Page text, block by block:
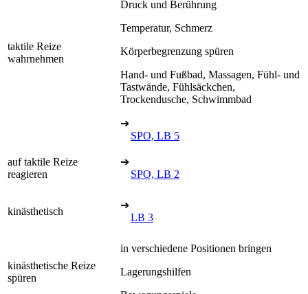
taktile Reize
wahrnehmen
Druck und Berührung
Temperatur, Schmerz
Körperbegrenzung spüren
Hand- und Fußbad, Massagen, Fühl- und
Tastwände, Fühlsäckchen,
Trockendusche, Schwimmbad
➔
SPO, LB 5
auf taktile Reize
reagieren
➔
SPO, LB 2
kinästhetisch
➔
LB 3
kinästhetische Reize
spüren
in verschiedene Positionen bringen
Lagerungshilfen